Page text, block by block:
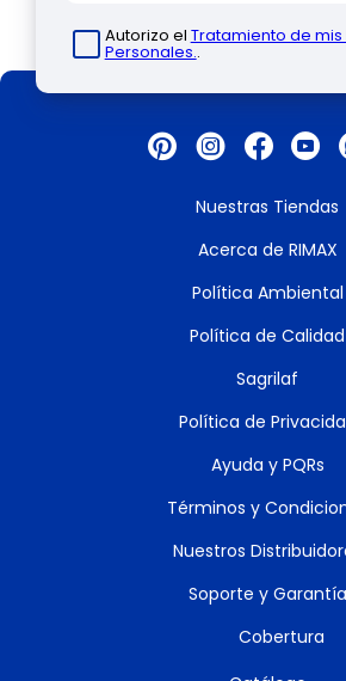
Autorizo el Tratamiento de mis
Personales..
Nuestras Tiendas
Acerca de RIMAX
Política Ambiental
Política de Calidad
Sagrilaf
Política de
Ayuda y PQRs
Términos y
Nuestros
Soporte y Garantía
Cobertura